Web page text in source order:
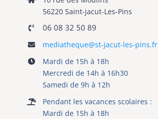
56220 Saint-jacut-Les-Pins
06 08 32 50 89
mediatheque@st-jacut-les-pins.fr
Mardi de 15h à 18h
Mercredi de 14h à 16h30
Samedi de 9h à 12h
Pendant les vacances scolaires :
Mardi de 15h à 18h